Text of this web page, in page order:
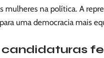
mulheres na política. A
uma democracia mais